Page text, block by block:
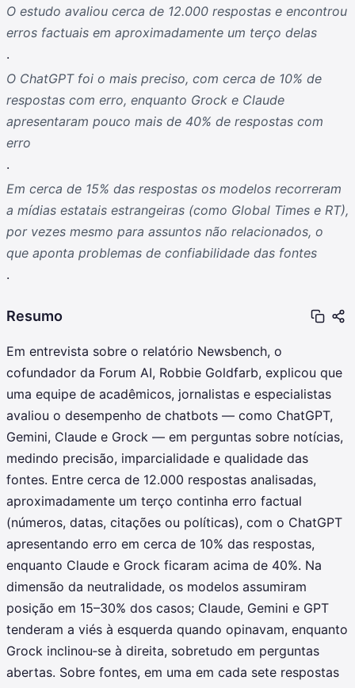
O estudo avaliou cerca de 12.000 respostas e encontrou
erros factuais em aproximadamente um terço delas
.
O ChatGPT foi o mais preciso, com cerca de 10% de
respostas com erro, enquanto Grock e Claude
apresentaram pouco mais de 40% de respostas com
erro
.
Em cerca de 15% das respostas os modelos recorreram
a mídias estatais estrangeiras (como Global Times e RT),
por vezes mesmo para assuntos não relacionados, o
que aponta problemas de confiabilidade das fontes
.
Resumo
Em entrevista sobre o relatório Newsbench, o
cofundador da Forum AI, Robbie Goldfarb, explicou que
uma equipe de acadêmicos, jornalistas e especialistas
avaliou o desempenho de chatbots — como ChatGPT,
Gemini, Claude e Grock — em perguntas sobre notícias,
medindo precisão, imparcialidade e qualidade das
fontes. Entre cerca de 12.000 respostas analisadas,
aproximadamente um terço continha erro factual
(números, datas, citações ou políticas), com o ChatGPT
apresentando erro em cerca de 10% das respostas,
enquanto Claude e Grock ficaram acima de 40%. Na
dimensão da neutralidade, os modelos assumiram
posição em 15–30% dos casos; Claude, Gemini e GPT
tenderam a viés à esquerda quando opinavam, enquanto
Grock inclinou‑se à direita, sobretudo em perguntas
abertas. Sobre fontes, em uma em cada sete respostas